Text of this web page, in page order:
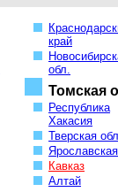
край
обл.
Томская
Республика
Хакасия
Тверская
Кавказ
Алтай